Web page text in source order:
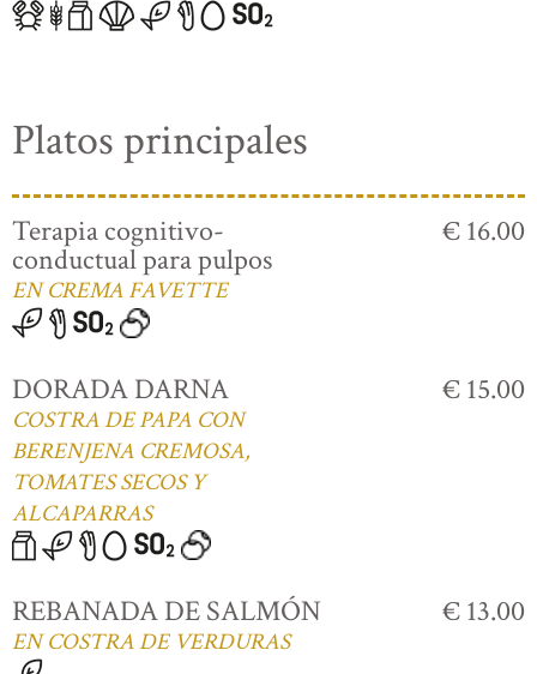
Platos principales
Terapia cognitivo-
conductual para pulpos
EN CREMA FAVETTE
€ 16.00
DORADA DARNA
COSTRA DE PAPA CON
BERENJENA CREMOSA,
TOMATES SECOS Y
ALCAPARRAS
€ 15.00
REBANADA DE SALMÓN
EN COSTRA DE VERDURAS
€ 13.00